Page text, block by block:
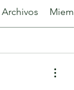
Archivos